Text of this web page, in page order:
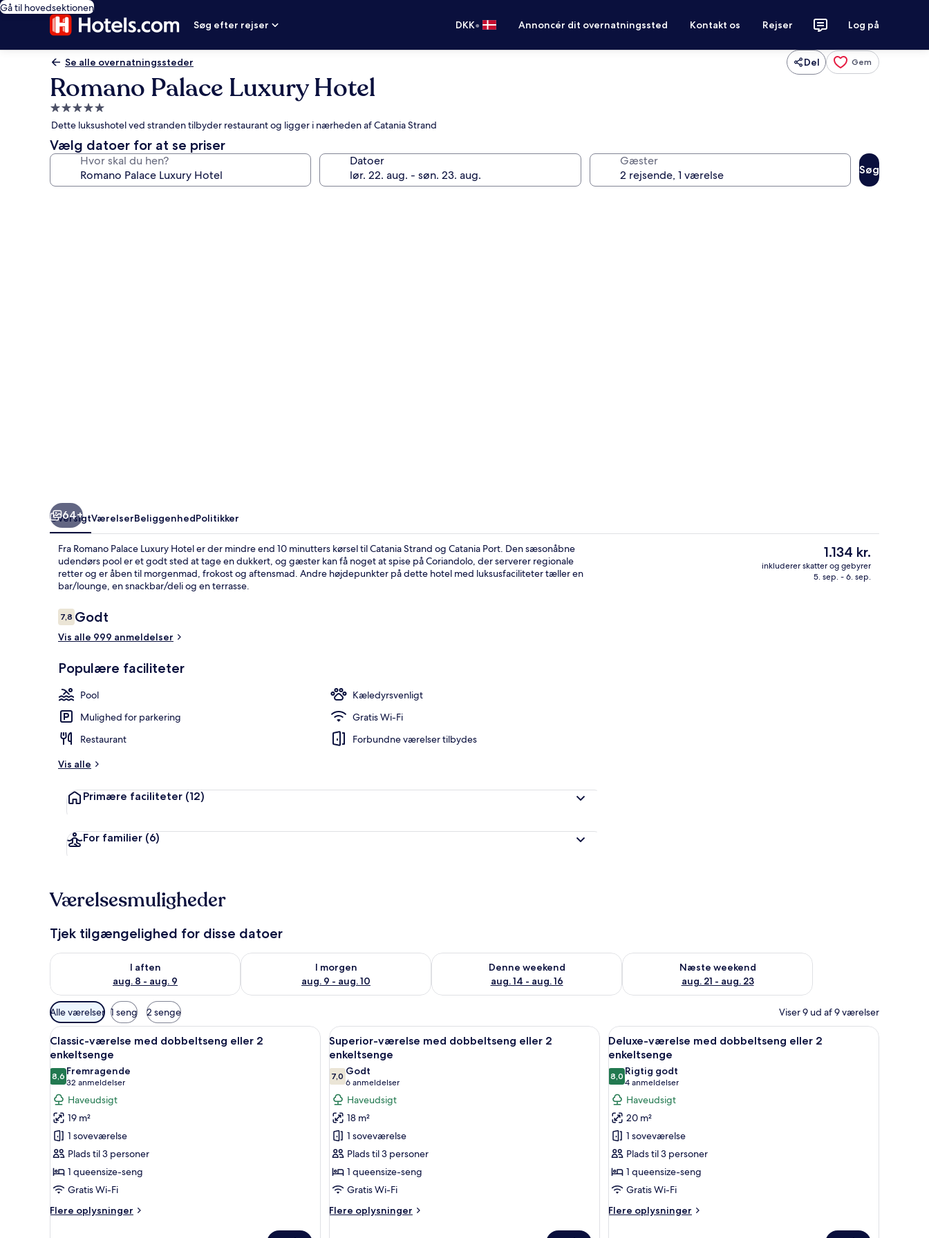
Gå til hovedsektionen
Søg efter rejser
DKK• Annoncér dit overnatningssted Kontakt os Rejser Log på
Se alle overnatningssteder Del Gem
Romano Palace Luxury Hotel
5.0-
stjernet
overnatningssted
Dette luksushotel ved stranden tilbyder restaurant og ligger i nærheden af Catania Strand
Vælg datoer for at se priser
Hvor skal du hen? Datoer Gæster
Søg
Overnatningsstedets facade
64+
OversigtVærelserBeliggenhedPolitikker
Fra Romano Palace Luxury Hotel er der mindre end 10 minutters kørsel til Catania Strand og Catania Port. Den sæsonåbne
udendørs pool er et godt sted at tage en dukkert, og gæster kan få noget at spise på Coriandolo, der serverer regionale
retter og er åben til morgenmad, frokost og aftensmad. Andre højdepunkter på dette hotel med luksusfaciliteter tæller en
bar/lounge, en snackbar/deli og en terrasse.
Anmeldelser
7,87,8 ud af 10.
Godt
Vis alle 999 anmeldelser
Populære faciliteter
Pool
Kæledyrsvenligt
Mulighed for parkering
Gratis Wi-Fi
Restaurant
Forbundne værelser tilbydes
Vis alle
Primære faciliteter (12)
For familier (6)
Den
nuværende
pris
1.134 kr.
inkluderer skatter og gebyrer
5. sep. - 6. sep.
Værelsesmuligheder
Tjek tilgængelighed for disse datoer
I aften
aug. 8 - aug. 9
Tjek tilgængelighed for i aften aug. 8 - aug. 9
I morgen
aug. 9 - aug. 10
Tjek tilgængelighed for i morgen aug. 9 - aug. 10
Denne weekend
aug. 14 - aug. 16
Tjek tilgængelighed for denne weekend aug. 14 - aug. 16
Næste weekend
aug. 21 - aug. 23
Tjek tilgængelighed for næste weekend aug. 21 - aug. 23
Tilgængelige
filtre
for
værelser
Alle værelser 1 seng 2 senge Viser 9 ud af 9 værelser
Indlæs
alle
billeder
af
Classic-
værelse
med
dobbeltseng
eller
2
enkeltsenge
Et hotelværelse med en seng, to sengeborde, lamper, en telefon og et skab med elkedel.
15
Classic-værelse med dobbeltseng eller 2
enkeltsenge
8,68,6 ud af 10
Fremragende
32 anmeldelser
(32
anmeldelser)
Haveudsigt
19 m²
1 soveværelse
Plads til 3 personer
1 queensize-seng
Gratis Wi-Fi
Flere oplysninger
Flere
Indlæs
alle
billeder
af
Superior-
værelse
med
dobbeltseng
eller
2
enkeltsenge
Et hotelværelse med en seng, to sengeborde, en telefon og to lamper.
7
Superior-værelse med dobbeltseng eller 2
enkeltsenge
7,07,0 ud af 10
Godt
6 anmeldelser
(6
anmeldelser)
Haveudsigt
18 m²
1 soveværelse
Plads til 3 personer
1 queensize-seng
Gratis Wi-Fi
Flere oplysninger
Flere
Indlæs
alle
billeder
af
Deluxe-
værelse
med
dobbeltseng
eller
2
enkeltsenge
Et hotelværelse med en stor seng, et
6
Deluxe-værelse med dobbeltseng eller 2
enkeltsenge
8,08,0 ud af 10
Rigtig godt
4 anmeldelser
(4
anmeldelser)
Haveudsigt
20 m²
1 soveværelse
Plads til 3 personer
1 queensize-seng
Gratis Wi-Fi
Flere oplysninger
Flere